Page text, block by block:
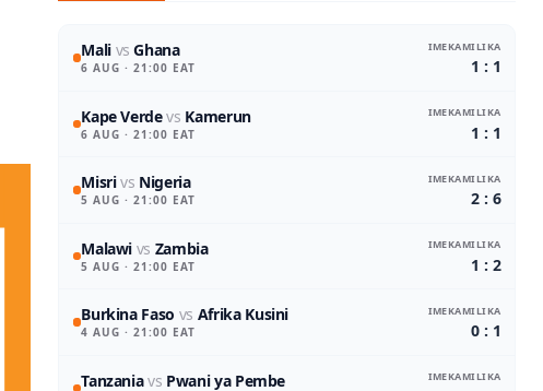
Mali vsGhana
6 AUG · 21:00 EAT
IMEKAMILIKA
1 : 1
Kape Verdevs Kamerun
6 AUG · 21:00 EAT
IMEKAMILIKA
1 : 1
Misrivs Nigeria
5 AUG · 21:00 EAT
IMEKAMILIKA
2 : 6
Malawi vs Zambia
5 AUG · 21:00 EAT
IMEKAMILIKA
1 : 2
Burkina Faso vs Afrika Kusini
4 AUG · 21:00 EAT
IMEKAMILIKA
0 : 1
Tanzaniavs Pwani ya Pembe IMEKAMILIKA